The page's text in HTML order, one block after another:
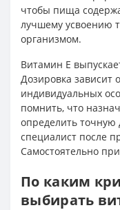
чтобы пища
лучшему усвоению
организмом.
Витамин Е
Дозировка зависит
индивидуальных
помнить, что
определить точную
специалист после
Самостоятельно
По каким
выбирать